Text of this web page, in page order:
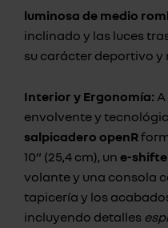
luminosa de medio
inclinado y las luces
su carácter deportivo y
Interior y Ergonomía:
envolvente y
salpicadero openR
10” (25,4 cm), un e-
volante y una consola
tapicería y los
incluyendo detalles